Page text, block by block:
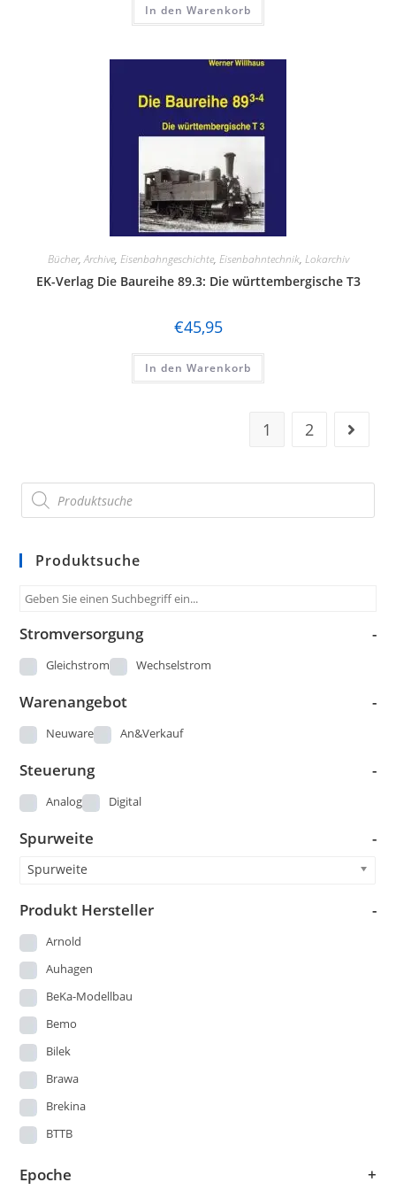
In den Warenkorb
Bücher,Archive, Eisenbahngeschichte, Eisenbahntechnik, Lokarchiv
EK-Verlag Die Baureihe 89.3: Die württembergische T3
€45,95
In den Warenkorb
1 2
Produktsuche
Stromversorgung -
Gleichstrom Wechselstrom
Warenangebot -
Neuware An&Verkauf
Steuerung -
Analog Digital
Spurweite -
Spurweite
Produkt Hersteller -
Arnold
Auhagen
BeKa-Modellbau
Bemo
Bilek
Brawa
Brekina
BTTB
Epoche
+